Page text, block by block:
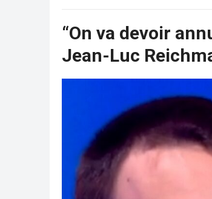
“On va devoir
Jean-Luc